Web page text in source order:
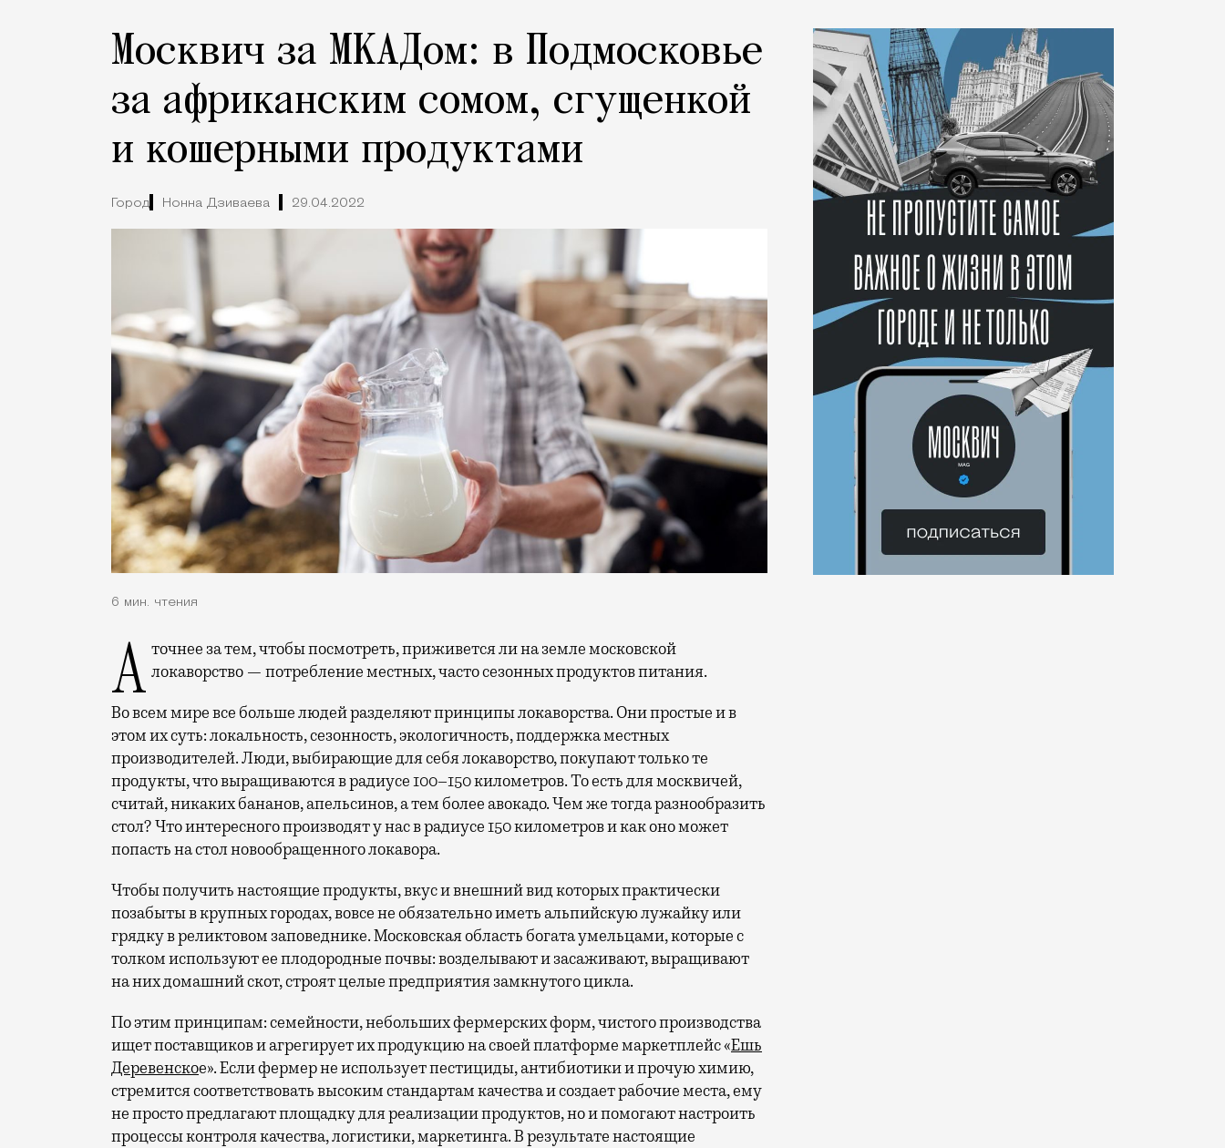
Москвич за МКАДом: в Подмосковье
за африканским сомом, сгущенкой
и кошерными продуктами
Город Нонна Дзиваева 29.04.2022
6 мин. чтения
А точнее за тем, чтобы посмотреть, приживется ли на земле московской локаворство — потребление местных, часто сезонных продуктов питания.
Во всем мире все больше людей разделяют принципы локаворства. Они простые и в
этом их суть: локальность, сезонность, экологичность, поддержка местных
производителей. Люди, выбирающие для себя локаворство, покупают только те
продукты, что выращиваются в радиусе 100–150 километров. То есть для москвичей,
считай, никаких бананов, апельсинов, а тем более авокадо. Чем же тогда разнообразить
стол? Что интересного производят у нас в радиусе 150 километров и как оно может
попасть на стол новообращенного локавора.
Чтобы получить настоящие продукты, вкус и внешний вид которых практически
позабыты в крупных городах, вовсе не обязательно иметь альпийскую лужайку или
грядку в реликтовом заповеднике. Московская область богата умельцами, которые с
толком используют ее плодородные почвы: возделывают и засаживают, выращивают
на них домашний скот, строят целые предприятия замкнутого цикла.
По этим принципам: семейности, небольших фермерских форм, чистого производства
ищет поставщиков и агрегирует их продукцию на своей платформе маркетплейс «Ешь
Деревенское». Если фермер не использует пестициды, антибиотики и прочую химию,
стремится соответствовать высоким стандартам качества и создает рабочие места, ему
не просто предлагают площадку для реализации продуктов, но и помогают настроить
процессы контроля качества, логистики, маркетинга. В результате настоящие